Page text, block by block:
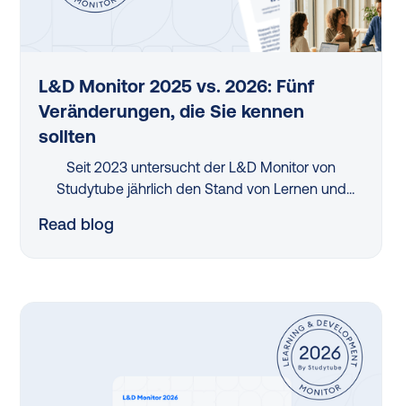
L&D Monitor 2025 vs. 2026: Fünf
Veränderungen, die Sie kennen
sollten
Seit 2023 untersucht der L&D Monitor von
Studytube jährlich den Stand von Lernen und
Vergleich der letzten beiden Erhebungen — 2025
Read blog